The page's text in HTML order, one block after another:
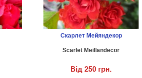
Скарлет Мейяндекор
Scarlet Meillandecor
Від 250 грн.